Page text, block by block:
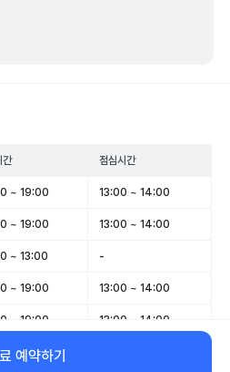
간 점심시간
~ 19:00 13:00 ~ 14:00
~ 19:00 13:00 ~ 14:00
~ 13:00 -
~ 19:00 13:00 ~ 14:00
~ 19:00 13:00 ~ 14:00
~ 14:00
예약하기